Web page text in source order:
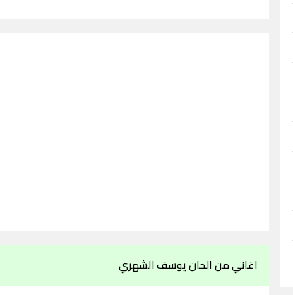
اغاني من الحان يوسف الشهري